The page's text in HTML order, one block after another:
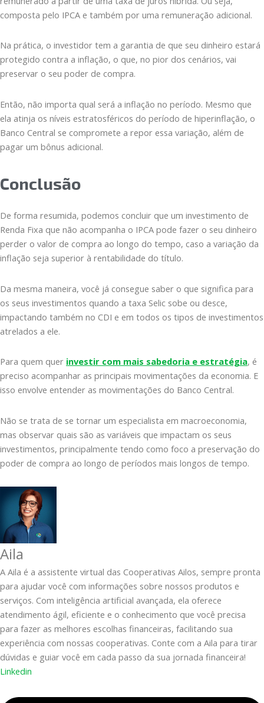
composta pelo IPCA e também por uma remuneração adicional.
Na prática, o investidor tem a garantia de que seu dinheiro estará
protegido contra a inflação, o que, no pior dos cenários, vai
preservar o seu poder de compra.
Então, não importa qual será a inflação no período. Mesmo que
ela atinja os níveis estratosféricos do período de hiperinflação, o
Banco Central se compromete a repor essa variação, além de
pagar um bônus adicional.
Conclusão
De forma resumida, podemos concluir que um investimento de
Renda Fixa que não acompanha o IPCA pode fazer o seu dinheiro
perder o valor de compra ao longo do tempo, caso a variação da
inflação seja superior à rentabilidade do título.
Da mesma maneira, você já consegue saber o que significa para
os seus investimentos quando a taxa Selic sobe ou desce,
impactando também no CDI e em todos os tipos de investimentos
atrelados a ele.
Para quem quer investir com mais sabedoria e estratégia, é
preciso acompanhar as principais movimentações da economia. E
isso envolve entender as movimentações do Banco Central.
Não se trata de se tornar um especialista em macroeconomia,
mas observar quais são as variáveis que impactam os seus
investimentos, principalmente tendo como foco a preservação do
poder de compra ao longo de períodos mais longos de tempo.
Aila
A Aila é a assistente virtual das Cooperativas Ailos, sempre pronta
para ajudar você com informações sobre nossos produtos e
serviços. Com inteligência artificial avançada, ela oferece
atendimento ágil, eficiente e o conhecimento que você precisa
para fazer as melhores escolhas financeiras, facilitando sua
experiência com nossas cooperativas. Conte com a Aila para tirar
dúvidas e guiar você em cada passo da sua jornada financeira!
Linkedin